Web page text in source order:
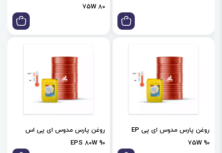
75W 80
روغن پارس مدوس ای پی EP
75W 90
روغن پارس مدوس ای پی اس
EPS 80W 90